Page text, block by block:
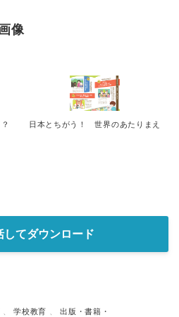
像
日本とちがう！ 世界のあたりまえ
してダウンロード
、学校教育 、出版・書籍・